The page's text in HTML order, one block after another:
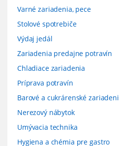
Varné zariadenia, pece
Stolové spotrebiče
Výdaj jedál
Zariadenia predajne potravín
Chladiace zariadenia
Príprava potravín
Barové a cukrárenské
Nerezový nábytok
Umývacia technika
Hygiena a chémia pre gastro